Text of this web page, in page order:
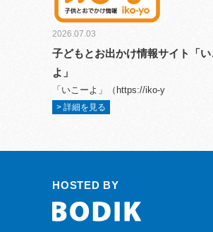
2026.07.03
子どもとお出かけ情報サイト「
よ」
「いこーよ」（https://iko-y
> 詳細を見る
HOSTED BY